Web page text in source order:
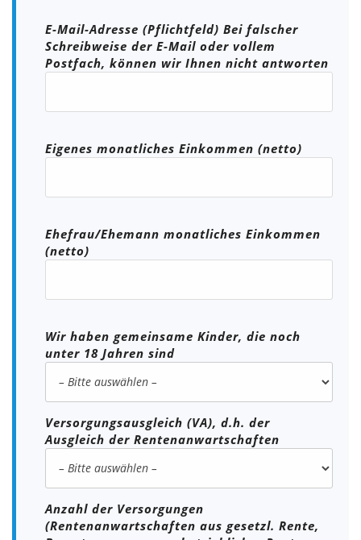
E-Mail-Adresse (Pflichtfeld) Bei falscher
Schreibweise der E-Mail oder vollem
Postfach, können wir Ihnen nicht antworten
Eigenes monatliches Einkommen (netto)
Ehefrau/Ehemann monatliches Einkommen
(netto)
Wir haben gemeinsame Kinder, die noch
unter 18 Jahren sind
Versorgungsausgleich (VA), d.h. der
Ausgleich der Rentenanwartschaften
Anzahl der Versorgungen
(Rentenanwartschaften aus gesetzl. Rente,